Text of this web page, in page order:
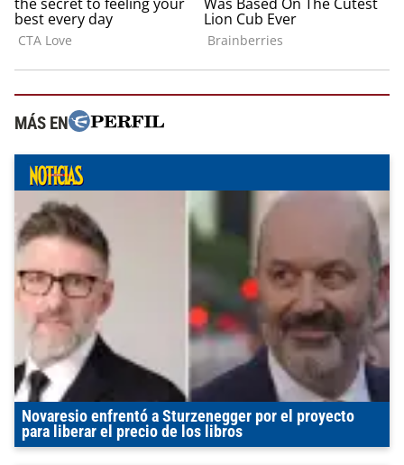
MÁS EN
Novaresio enfrentó a Sturzenegger por el proyecto
para liberar el precio de los libros